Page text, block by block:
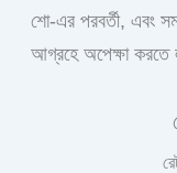
শো-এর পরবর্তী, এবং
আগ্রহে অপেক্ষা করতে